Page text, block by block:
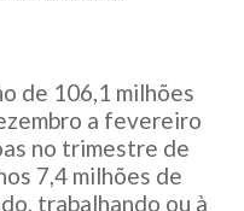
de 106,1 milhões
a fevereiro
no trimestre de
7,4 milhões de
trabalhando ou à